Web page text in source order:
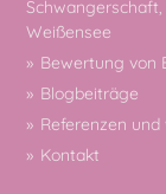
Weißensee
Bewertung von
Blogbeiträge
Referenzen
Kontakt